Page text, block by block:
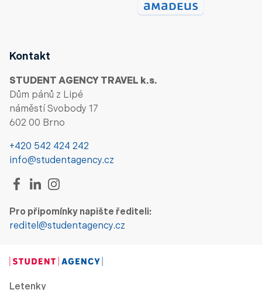
Kontakt
STUDENT AGENCY TRAVEL k.s.
Dům pánů z Lipé
náměstí Svobody 17
602 00 Brno
+420 542 424 242
info@studentagency.cz
Pro připomínky napište řediteli:
reditel@studentagency.cz
Letenky